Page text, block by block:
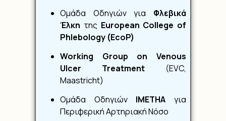
Ομάδα Οδηγιών για Φλεβικά
Έλκη της European College of
Phlebology (EcoP)
Working Group on Venous
Ulcer Treatment (EVC,
Maastricht)
Ομάδα Οδηγιών IMETHA για
Περιφερική Αρτηριακή Νόσο